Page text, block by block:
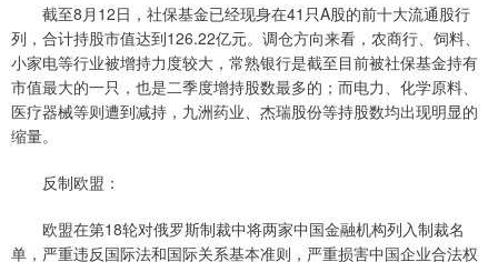
截至8月12日，社保基金已经现身在41只A股的前十大流通股行
列，合计持股市值达到126.22亿元。调仓方向来看，农商行、饲料、
小家电等行业被增持力度较大，常熟银行是截至目前被社保基金持有
市值最大的一只，也是二季度增持股数最多的；而电力、化学原料、
医疗器械等则遭到减持，九洲药业、杰瑞股份等持股数均出现明显的
缩量。
反制欧盟：
欧盟在第18轮对俄罗斯制裁中将两家中国金融机构列入制裁名
单，严重违反国际法和国际关系基本准则，严重损害中国企业合法权